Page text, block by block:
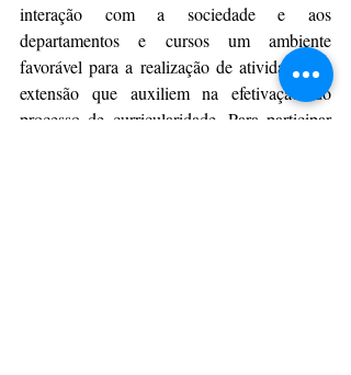
interação com a sociedade e aos
departamentos e cursos um ambiente
favorável para a realização de atividades de
extensão que auxiliem na efetivação do
processo de curricularidade. Para participar